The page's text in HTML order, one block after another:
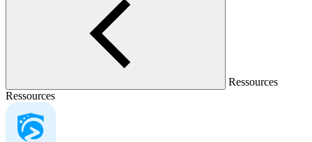
Ressources
Ressources